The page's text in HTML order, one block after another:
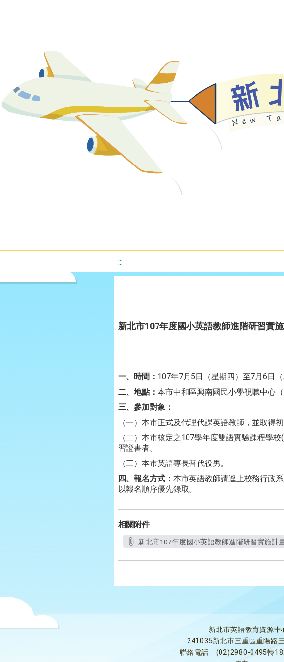
:::
新北市107年度國小英語教師進階研習實
一、時間： 107年7月5日（星期四）至7月6日（
二、地點： 本市中和區興南國民小學視聽中心
三、參加對象：
（一）本市正式及代理代課英語教師，並取得初
（二）本市核定之107學年度雙語實驗課程學
習證書者。
（三）本市英語專長替代役男。
四、報名方式： 本市英語教師請逕上校務行政
以報名順序優先錄取。
相關附件
新北市107年度國小英語教師進階研習實施計
新北市英語教育資源中
241035新北市三重區重陽路
聯絡電話
(02)2980-0495轉